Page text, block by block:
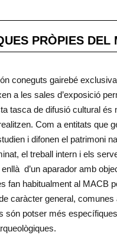
PRÒPIES DEL
coneguts gairebé
a les sales d’exposició
tasca de difusió cultural
Com a entitats que
i difonen el patrimoni
el treball intern i els
d’un aparador amb
fan habitualment al MACB
caràcter general, comunes
són potser més